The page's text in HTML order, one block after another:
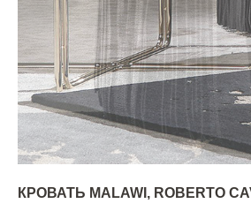
КРОВАТЬ MALAWI, ROBERTO